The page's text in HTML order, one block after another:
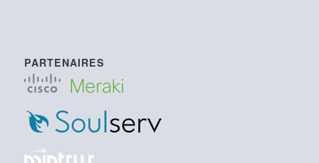
PARTENAIRES